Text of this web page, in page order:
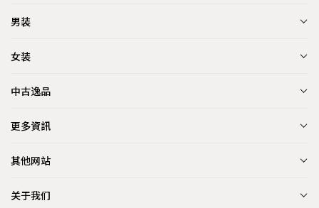
男装
女装
中古逸品
更多資訊
其他网站
关于我们